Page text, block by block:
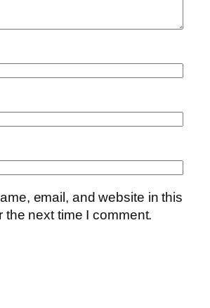
email, and website in this
the next time I comment.